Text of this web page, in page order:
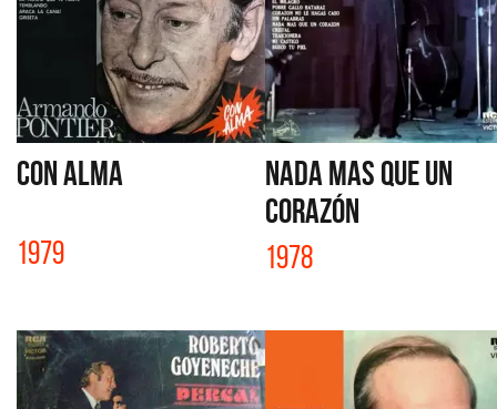
CON ALMA
1979
NADA MAS QUE UN
CORAZÓN
1978